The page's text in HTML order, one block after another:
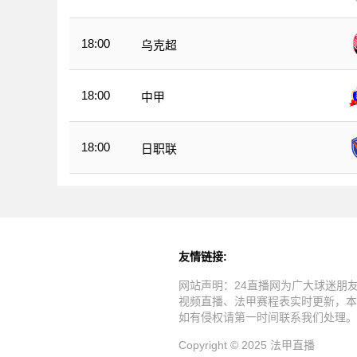
18:00 乌克超
18:00 中甲
18:00 日职联
友情链接:
网站声明：24直播网为广大球迷朋
视频直播、法甲赛程表实时更新，
如有侵权请第一时间联系我们处理。
Copyright © 2025 法甲直播